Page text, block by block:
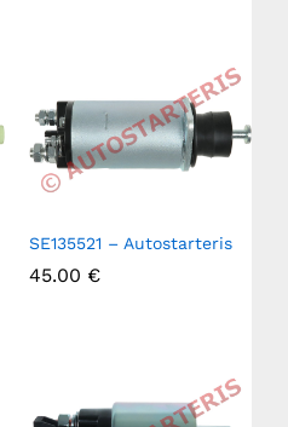
SE135521 – Autostarteris
45.00 €